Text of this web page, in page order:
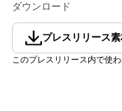
ダウンロード
プレスリリース
このプレスリリース内で使